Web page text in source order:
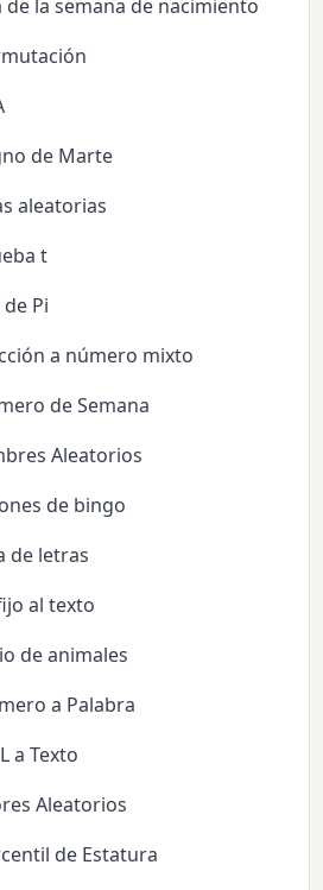
de la semana de nacimiento
de Marte
aleatorias
t
Pi
a número mixto
de Semana
Aleatorios
de bingo
de letras
al texto
de animales
a Palabra
a Texto
Aleatorios
de Estatura